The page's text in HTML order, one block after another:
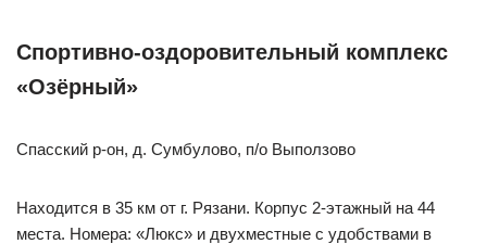
Спортивно-оздоровительный комплекс
«Озёрный»
Спасский р-он, д. Сумбулово, п/о Выползово
Находится в 35 км от г. Рязани. Корпус 2-этажный на 44
места. Номера: «Люкс» и двухместные с удобствами в